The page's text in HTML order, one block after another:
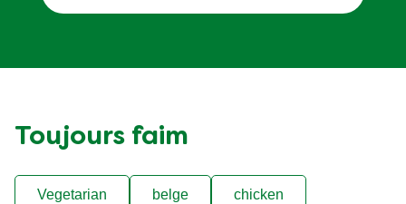
Toujours faim
Vegetarian belge chicken